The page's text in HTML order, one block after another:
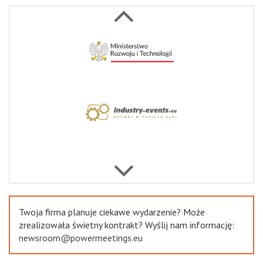
Twoja firma planuje ciekawe wydarzenie? Może
zrealizowała świetny kontrakt? Wyślij nam informację:
newsroom@powermeetings.eu